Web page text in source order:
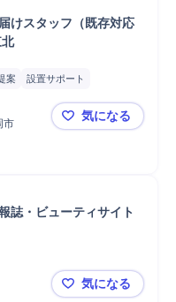
けスタッフ（既存対応
案
設置サポート
市
🌸未経験歓
気になる
誌・ビューティサイト
【大手広告
気になる